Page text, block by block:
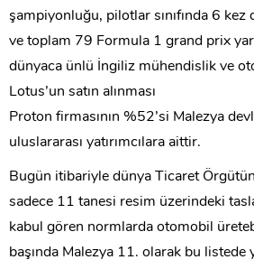
şampiyonluğu, pilotlar sınıfında 6
ve toplam 79 Formula 1 grand prix
dünyaca ünlü İngiliz mühendislik ve
Lotus’un satın alınması
Proton firmasının %52’si Malezya
uluslararası yatırımcılara aittir.
Bugün itibariyle dünya Ticaret
sadece 11 tanesi resim üzerindeki
kabul gören normlarda otomobil
başında Malezya 11. olarak bu listede